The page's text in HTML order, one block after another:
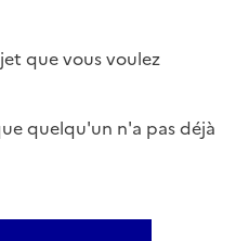
que vous voulez
quelqu'un n'a pas déjà